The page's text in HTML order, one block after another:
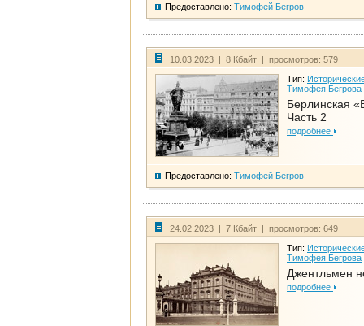
Предоставлено: Тимофей Бегров
10.03.2023 | 8 Кбайт | просмотров: 579
Тип:
Тимофея Бегрова
Берлинская
Часть 2
подробнее
Предоставлено: Тимофей Бегров
24.02.2023 | 7 Кбайт | просмотров: 649
Тип:
Тимофея Бегрова
Джентльмен
подробнее